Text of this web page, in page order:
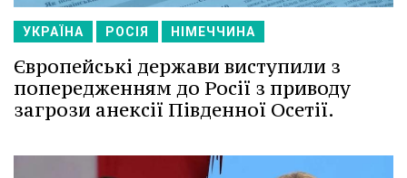
УКРАЇНА РОСІЯ НІМЕЧЧИНА
Європейські держави виступили з
попередженням до Росії з приводу
загрози анексії Південної Осетії.